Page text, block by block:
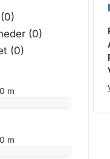
(0)
(0)
m
m